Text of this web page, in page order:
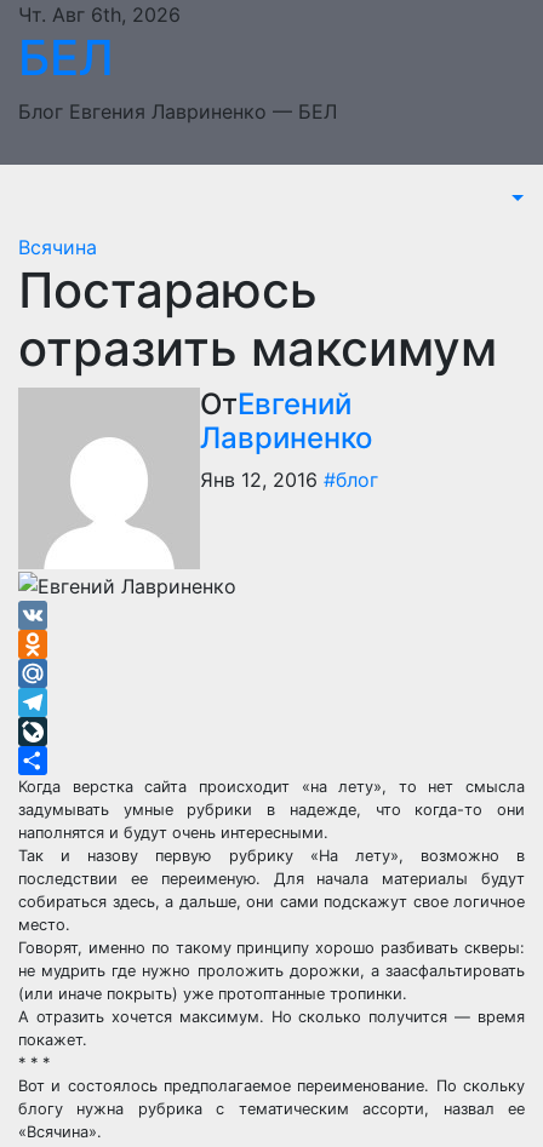
Перейти
содержимому
Чт. Авг 6th, 2026
БЕЛ
Блог Евгения Лавриненко — БЕЛ
Всячина
Постараюсь
отразить максимум
ОтЕвгений
Лавриненко
Янв 12, 2016 #блог
VK
Odnoklassniki
Mail.Ru
Telegram
LiveJournal
Отправить
Когда верстка сайта происходит «на лету», то нет смысла
задумывать умные рубрики в надежде, что когда-то они
наполнятся и будут очень интересными.
Так и назову первую рубрику «На лету», возможно в
последствии ее переименую. Для начала материалы будут
собираться здесь, а дальше, они сами подскажут свое логичное
место.
Говорят, именно по такому принципу хорошо разбивать скверы:
не мудрить где нужно проложить дорожки, а заасфальтировать
(или иначе покрыть) уже протоптанные тропинки.
А отразить хочется максимум. Но сколько получится — время
покажет.
* * *
Вот и состоялось предполагаемое переименование. По скольку
блогу нужна рубрика с тематическим ассорти, назвал ее
«Всячина».